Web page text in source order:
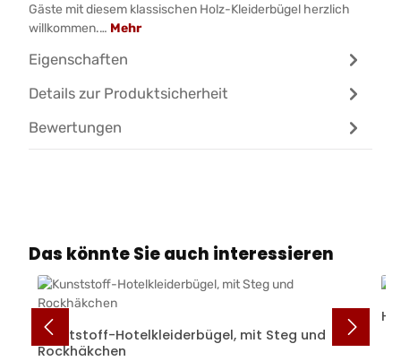
Gäste mit diesem klassischen Holz-Kleiderbügel herzlich
willkommen.… Mehr
Eigenschaften
Details zur Produktsicherheit
Bewertungen
Produktgalerie überspringen
Das könnte Sie auch interessieren
Kunststoff-Hotelkleiderbügel, mit Steg und
Rockhäkchen